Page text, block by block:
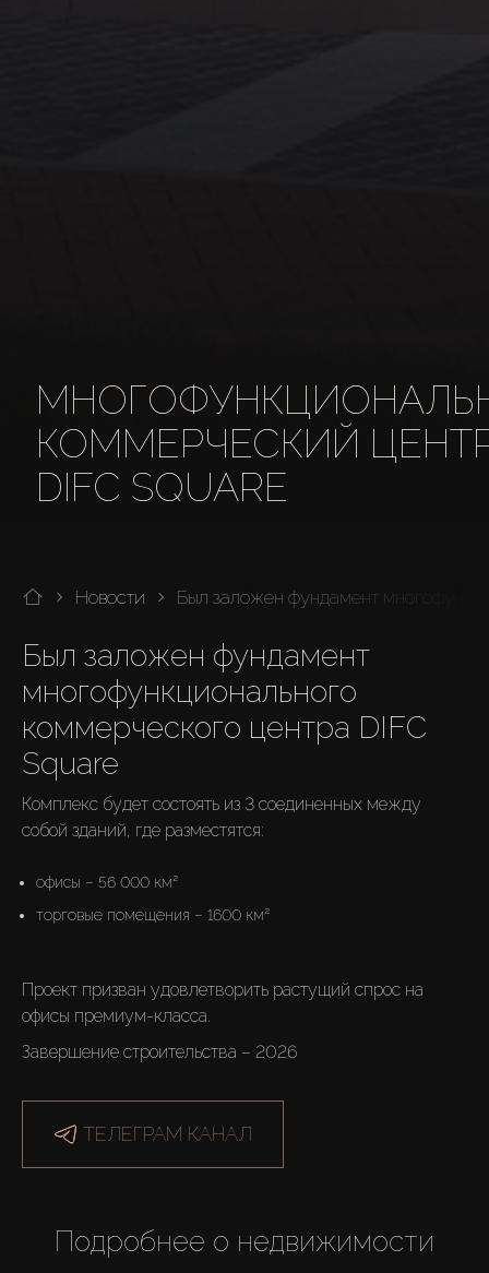
КОММЕРЧЕСКИЙ
DIFC SQUARE
Новости Был заложен фундамент
Был заложен фундамент
многофункционального
коммерческого центра DIFC
Square
Комплекс будет состоять из 3 соединенных между
собой зданий, где разместятся:
офисы – 56 000 км²
торговые помещения – 1600 км²
Проект призван удовлетворить растущий спрос на
офисы премиум-класса.
Завершение строительства – 2026
ТЕЛЕГРАМ КАНАЛ
Подробнее о недвижимости